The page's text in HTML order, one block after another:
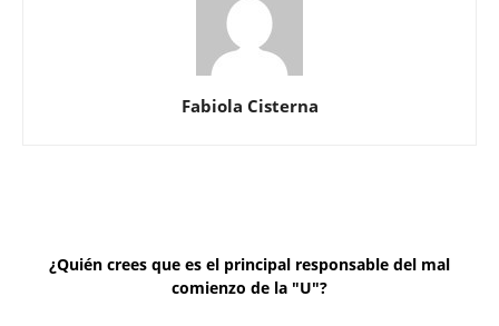
Fabiola Cisterna
¿Quién crees que es el principal responsable del mal
comienzo de la "U"?